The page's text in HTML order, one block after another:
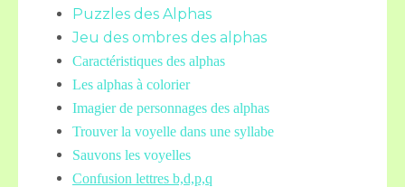
Puzzles des Alphas
Jeu des ombres des alphas
Caractéristiques des alphas
Les alphas à colorier
Imagier de personnages des alphas
Trouver la voyelle dans une syllabe
Sauvons les voyelles
Confusion lettres b,d,p,q